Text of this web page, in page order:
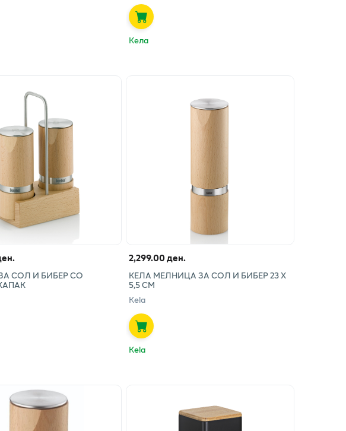
Кела
СОЛ И БИБЕР СО
2,299.00 ден.
КЕЛА МЕЛНИЦА ЗА СОЛ И БИБЕР 23 Х
5,5 СМ
Kela
Kela